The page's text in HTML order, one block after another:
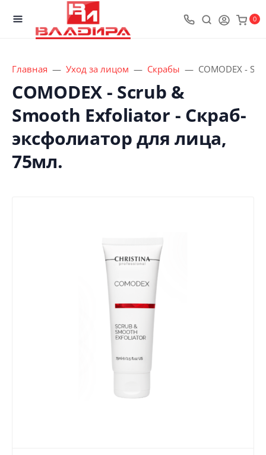
0
Главная Уход за лицом Скрабы COMODEX -
COMODEX - Scrub &
Smooth Exfoliator - Скраб-
эксфолиатор для лица,
75мл.